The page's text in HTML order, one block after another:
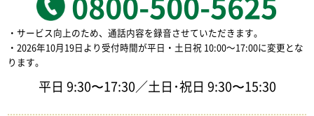
・サービス向上のため、通話内容を録音させていただきます。
・2026年10月19日より受付時間が平日・土日祝 10:00～17:00に変更とな
ります。
平日 9:30〜17:30／土日･祝日 9:30〜15:30